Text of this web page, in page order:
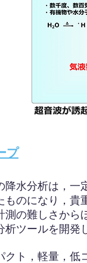
プ
水分析は，一
ものになり，貴
測の難しさから
析ツールを開発
クト，軽量，低